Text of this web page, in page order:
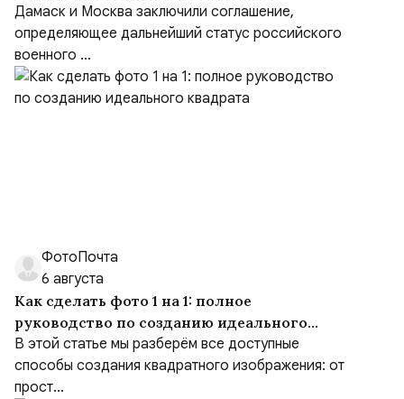
Дамаск и Москва заключили соглашение,
определяющее дальнейший статус российского
военного ...
ФотоПочта
6 августа
Как сделать фото 1 на 1: полное
руководство по созданию идеального
квадрата
В этой статье мы разберём все доступные
способы создания квадратного изображения: от
прост...